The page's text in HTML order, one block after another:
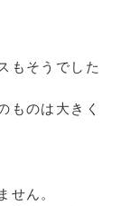
もそうでした
ものは大きく
せん。